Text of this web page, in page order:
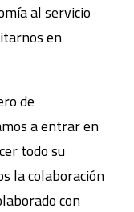
al servicio
en
de
a entrar en
todo su
la colaboración
con